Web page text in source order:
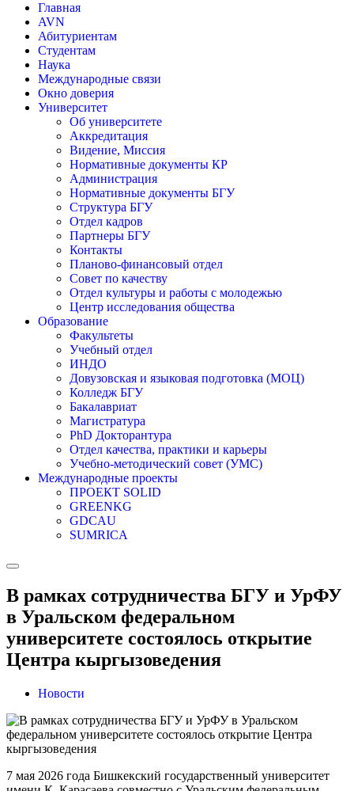
Главная
AVN
Абитуриентам
Студентам
Наука
Международные связи
Окно доверия
Университет
Об университете
Аккредитация
Видение, Миссия
Нормативные документы КР
Администрация
Нормативные документы БГУ
Структура БГУ
Отдел кадров
Партнеры БГУ
Контакты
Планово-финансовый отдел
Совет по качеству
Отдел культуры и работы с молодежью
Центр исследования общества
Образование
Факультеты
Учебный отдел
ИНДО
Довузовская и языковая подготовка (МОЦ)
Колледж БГУ
Бакалавриат
Магистратура
PhD Докторантура
Отдел качества, практики и карьеры
Учебно-методический совет (УМС)
Международные проекты
ПРОЕКТ SOLID
GREENKG
GDCAU
SUMRICA
В рамках сотрудничества БГУ и УрФУ
в Уральском федеральном
университете состоялось открытие
Центра кыргызоведения
Новости
7 мая 2026 года Бишкекский государственный университет